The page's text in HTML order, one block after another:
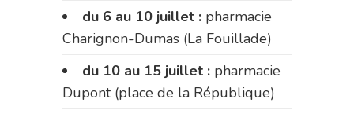
du 6 au 10 juillet : pharmacie
Charignon-Dumas (La Fouillade)
du 10 au 15 juillet : pharmacie
Dupont (place de la République)